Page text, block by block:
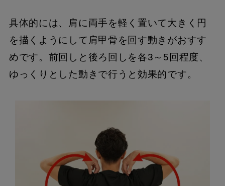
具体的には、肩に両手を軽く置いて大きく円
を描くようにして肩甲骨を回す動きがおすす
めです。前回しと後ろ回しを各3～5回程度、
ゆっくりとした動きで行うと効果的です。